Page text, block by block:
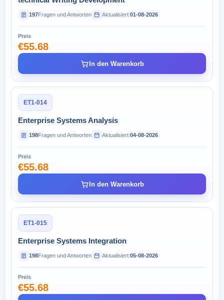
197Fragen und Antworten Aktualisiert:01-08-2026
Preis
€55.68
In den Warenkorb
ET1-014
Enterprise Systems Analysis
198Fragen und Antworten Aktualisiert:04-08-2026
Preis
€55.68
In den Warenkorb
ET1-015
Enterprise Systems Integration
198Fragen und Antworten Aktualisiert:05-08-2026
Preis
€55.68